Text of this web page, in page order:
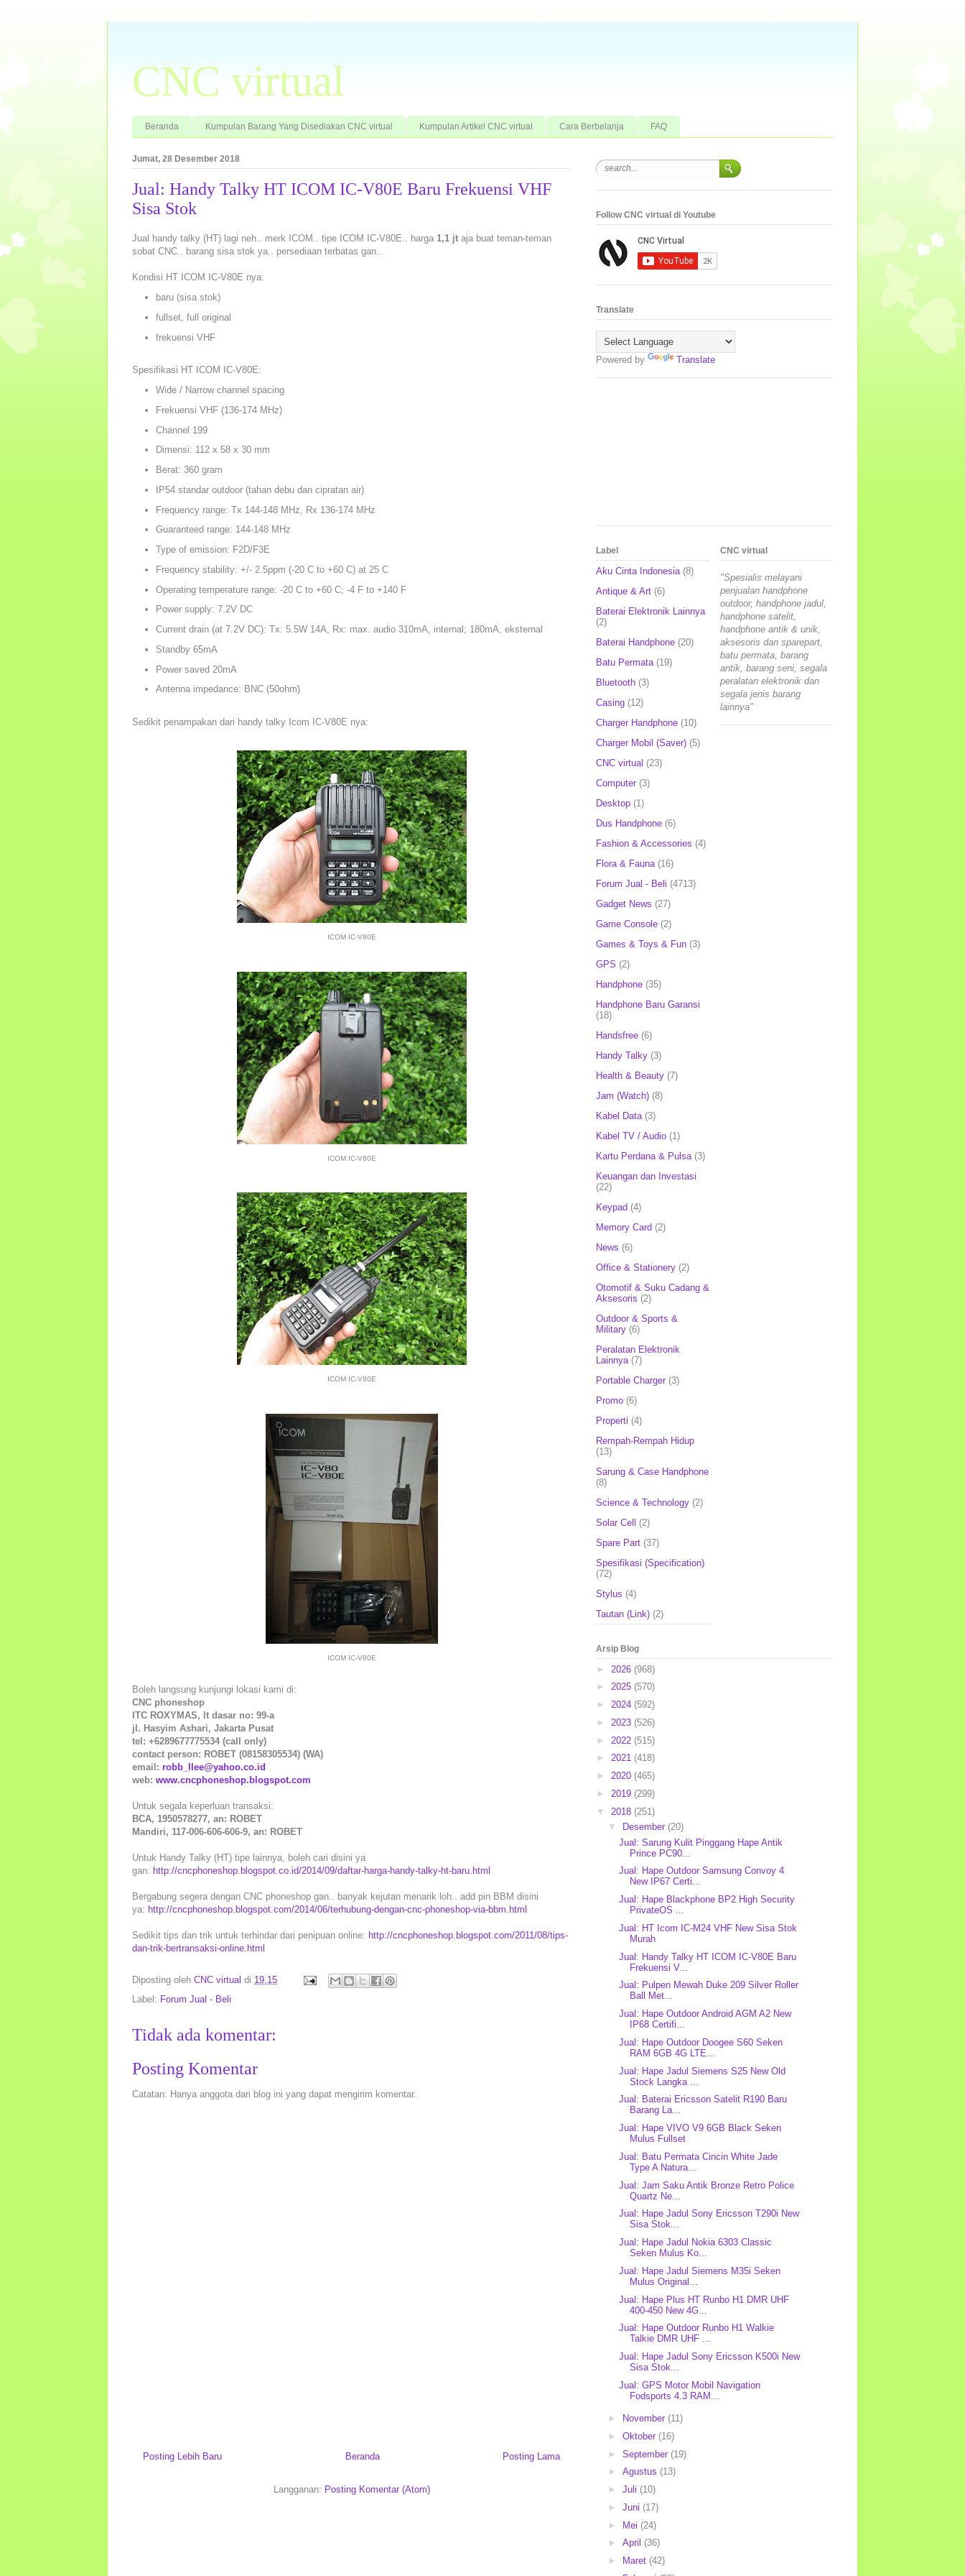
CNC virtual
Beranda Kumpulan Barang Yang Disediakan CNC virtual Kumpulan Artikel CNC virtual Cara Berbelanja FAQ
Jumat, 28 Desember 2018
Jual: Handy Talky HT ICOM IC-V80E Baru Frekuensi VHF
Sisa Stok
Jual handy talky (HT) lagi neh.. merk ICOM.. tipe ICOM IC-V80E.. harga 1,1 jt aja buat teman-teman
sobat CNC.. barang sisa stok ya.. persediaan terbatas gan..
Kondisi HT ICOM IC-V80E nya:
baru (sisa stok)
fullset, full original
frekuensi VHF
Spesifikasi HT ICOM IC-V80E:
Wide / Narrow channel spacing
Frekuensi VHF (136-174 MHz)
Channel 199
Dimensi: 112 x 58 x 30 mm
Berat: 360 gram
IP54 standar outdoor (tahan debu dan cipratan air)
Frequency range: Tx 144-148 MHz, Rx 136-174 MHz
Guaranteed range: 144-148 MHz
Type of emission: F2D/F3E
Frequency stability: +/- 2.5ppm (-20 C to +60 C) at 25 C
Operating temperature range: -20 C to +60 C; -4 F to +140 F
Power supply: 7.2V DC
Current drain (at 7.2V DC): Tx: 5.5W 14A, Rx: max. audio 310mA, internal; 180mA, eksternal
Standby 65mA
Power saved 20mA
Antenna impedance: BNC (50ohm)
Sedikit penampakan dari handy talky Icom IC-V80E nya:
ICOM IC-V80E
ICOM IC-V80E
ICOM IC-V80E
ICOM IC-V80E
Boleh langsung kunjungi lokasi kami di:
CNC phoneshop
ITC ROXYMAS, lt dasar no: 99-a
jl. Hasyim Ashari, Jakarta Pusat
tel: +6289677775534 (call only)
contact person: ROBET (08158305534) (WA)
email: robb_llee@yahoo.co.id
web: www.cncphoneshop.blogspot.com
Untuk segala keperluan transaksi:
BCA, 1950578277, an: ROBET
Mandiri, 117-006-606-606-9, an: ROBET
Untuk Handy Talky (HT) tipe lainnya, boleh cari disini ya
gan: http://cncphoneshop.blogspot.co.id/2014/09/daftar-harga-handy-talky-ht-baru.html
Bergabung segera dengan CNC phoneshop gan.. banyak kejutan menarik loh.. add pin BBM disini
ya: http://cncphoneshop.blogspot.com/2014/06/terhubung-dengan-cnc-phoneshop-via-bbm.html
Sedikit tips dan trik untuk terhindar dari penipuan online: http://cncphoneshop.blogspot.com/2011/08/tips-
dan-trik-bertransaksi-online.html
Diposting oleh CNC virtual di 19.15
Label: Forum Jual - Beli
Tidak ada komentar:
Posting Komentar
Catatan: Hanya anggota dari blog ini yang dapat mengirim komentar.
Posting Lebih Baru Posting Lama
Beranda
Langganan: Posting Komentar (Atom)
Follow CNC virtual di Youtube
Translate
Powered by Translate
Label
Aku Cinta Indonesia (8)
Antique & Art (6)
Baterai Elektronik Lainnya
(2)
Baterai Handphone (20)
Batu Permata (19)
Bluetooth (3)
Casing (12)
Charger Handphone (10)
Charger Mobil (Saver) (5)
CNC virtual (23)
Computer (3)
Desktop (1)
Dus Handphone (6)
Fashion & Accessories (4)
Flora & Fauna (16)
Forum Jual - Beli (4713)
Gadget News (27)
Game Console (2)
Games & Toys & Fun (3)
GPS (2)
Handphone (35)
Handphone Baru Garansi
(18)
Handsfree (6)
Handy Talky (3)
Health & Beauty (7)
Jam (Watch) (8)
Kabel Data (3)
Kabel TV / Audio (1)
Kartu Perdana & Pulsa (3)
Keuangan dan Investasi
(22)
Keypad (4)
Memory Card (2)
News (6)
Office & Stationery (2)
Otomotif & Suku Cadang &
Aksesoris (2)
Outdoor & Sports &
Military (6)
Peralatan Elektronik
Lainnya (7)
Portable Charger (3)
Promo (6)
Properti (4)
Rempah-Rempah Hidup
(13)
Sarung & Case Handphone
(8)
Science & Technology (2)
Solar Cell (2)
Spare Part (37)
Spesifikasi (Specification)
(72)
Stylus (4)
Tautan (Link) (2)
CNC virtual
"Spesialis melayani
penjualan handphone
outdoor, handphone jadul,
handphone satelit,
handphone antik & unik,
aksesoris dan sparepart,
batu permata, barang
antik, barang seni, segala
peralatan elektronik dan
segala jenis barang
lainnya"
Arsip Blog
► 2026 (968)
► 2025 (570)
► 2024 (592)
► 2023 (526)
► 2022 (515)
► 2021 (418)
► 2020 (465)
► 2019 (299)
▼ 2018 (251)
▼
Desember (20)
Jual: Sarung Kulit Pinggang Hape Antik
Prince PC90...
Jual: Hape Outdoor Samsung Convoy 4
New IP67 Certi...
Jual: Hape Blackphone BP2 High Security
PrivateOS ...
Jual: HT Icom IC-M24 VHF New Sisa Stok
Murah
Jual: Handy Talky HT ICOM IC-V80E Baru
Frekuensi V...
Jual: Pulpen Mewah Duke 209 Silver Roller
Ball Met...
Jual: Hape Outdoor Android AGM A2 New
IP68 Certifi...
Jual: Hape Outdoor Doogee S60 Seken
RAM 6GB 4G LTE...
Jual: Hape Jadul Siemens S25 New Old
Stock Langka ...
Jual: Baterai Ericsson Satelit R190 Baru
Barang La...
Jual: Hape VIVO V9 6GB Black Seken
Mulus Fullset
Jual: Batu Permata Cincin White Jade
Type A Natura...
Jual: Jam Saku Antik Bronze Retro Police
Quartz Ne...
Jual: Hape Jadul Sony Ericsson T290i New
Sisa Stok...
Jual: Hape Jadul Nokia 6303 Classic
Seken Mulus Ko...
Jual: Hape Jadul Siemens M35i Seken
Mulus Original...
Jual: Hape Plus HT Runbo H1 DMR UHF
400-450 New 4G...
Jual: Hape Outdoor Runbo H1 Walkie
Talkie DMR UHF ...
Jual: Hape Jadul Sony Ericsson K500i New
Sisa Stok...
Jual: GPS Motor Mobil Navigation
Fodsports 4.3 RAM...
► November (11)
► Oktober (16)
► September (19)
► Agustus (13)
► Juli (10)
► Juni (17)
► Mei (24)
► April (36)
►
Maret (42)